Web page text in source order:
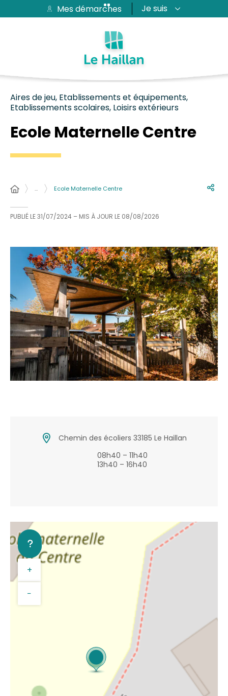
Aide et accessibilité
Passer au menu
Passer au contenuMes démarches Je suis
Aires de jeu, Etablissements et équipements,
Etablissements scolaires, Loisirs extérieurs
Ecole Maternelle Centre
… Ecole Maternelle Centre
PUBLIÉ LE31/07/2024 – MIS À JOUR LE 08/08/2026
Chemin des écoliers 33185 Le Haillan
08h40 – 11h40
13h40 – 16h40
+
−